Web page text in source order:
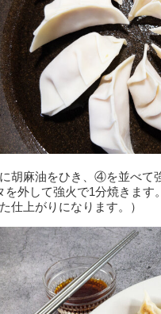
麻油をひき、④を並べて
外して強火で1分焼きます
仕上がりになります。）